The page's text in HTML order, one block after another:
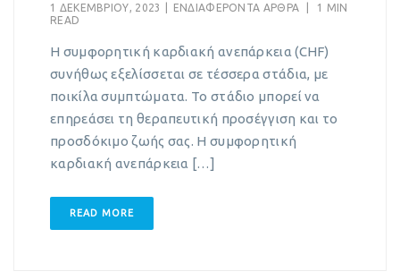
1 ΔΕΚΕΜΒΡΊΟΥ, 2023 EΝΔΙΑΦΈΡΟΝΤΑ ΆΡΘΡΑ
1 MIN
READ
Η συμφορητική καρδιακή ανεπάρκεια (CHF)
συνήθως εξελίσσεται σε τέσσερα στάδια, με
ποικίλα συμπτώματα. Το στάδιο μπορεί να
επηρεάσει τη θεραπευτική προσέγγιση και το
προσδόκιμο ζωής σας. Η συμφορητική
καρδιακή ανεπάρκεια […]
READ MORE